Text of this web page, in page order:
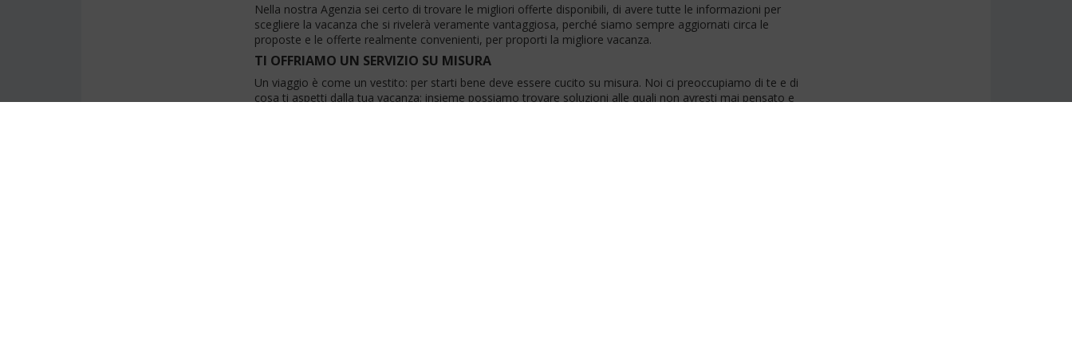
Nella nostra Agenzia sei certo di trovare le migliori offerte disponibili, di avere tutte le informazioni per
scegliere la vacanza che si rivelerà veramente vantaggiosa, perché siamo sempre aggiornati circa le
proposte e le offerte realmente convenienti, per proporti la migliore vacanza.
TI OFFRIAMO UN SERVIZIO SU MISURA
Un viaggio è come un vestito: per starti bene deve essere cucito su misura. Noi ci preoccupiamo di te e di
cosa ti aspetti dalla tua vacanza: insieme possiamo trovare soluzioni alle quali non avresti mai pensato e